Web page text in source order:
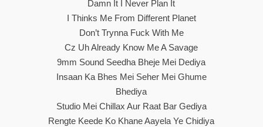
Damn It I Never Plan It
I Thinks Me From Different Planet
Don’t Trynna Fuck With Me
Cz Uh Already Know Me A Savage
9mm Sound Seedha Bheje Mei Dediya
Insaan Ka Bhes Mei Seher Mei Ghume
Bhediya
Studio Mei Chillax Aur Raat Bar Gediya
Rengte Keede Ko Khane Aayela Ye Chidiya